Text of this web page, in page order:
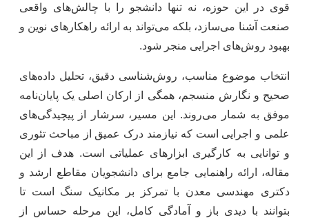
قوی در این حوزه، نه تنها دانشجو را با چالش‌های واقعی
صنعت آشنا می‌سازد، بلکه می‌تواند به ارائه راهکارهای نوین و
بهبود روش‌های اجرایی منجر شود.
انتخاب موضوع مناسب، روش‌شناسی دقیق، تحلیل داده‌های
صحیح و نگارش منسجم، همگی از ارکان اصلی یک پایان‌نامه
موفق به شمار می‌روند. این مسیر، سرشار از پیچیدگی‌های
علمی و اجرایی است که نیازمند درک عمیق از مباحث تئوری
و توانایی به کارگیری ابزارهای عملیاتی است. هدف از این
مقاله، ارائه راهنمایی جامع برای دانشجویان مقاطع ارشد و
دکتری مهندسی معدن با تمرکز بر مکانیک سنگ است تا
بتوانند با دیدی باز و آمادگی کامل، این مرحله حساس از